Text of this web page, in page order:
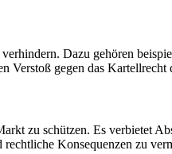
Dazu gehören
Verstoß gegen das Kartellrecht
zu schützen. Es verbietet
Konsequenzen zu